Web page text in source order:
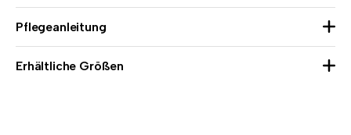
Pflegeanleitung
Erhältliche Größen